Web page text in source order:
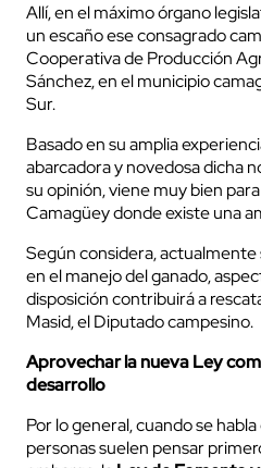
Allí, en el máximo órgano
un escaño ese consagrado
Cooperativa de Producción
Sánchez, en el municipio
Sur.
Basado en su amplia
abarcadora y novedosa dicha
su opinión, viene muy bien
Camagüey donde existe una
Según considera,
en el manejo del ganado,
disposición contribuirá a
Masid, el Diputado campesino.
Aprovechar la nueva Ley
desarrollo
Por lo general, cuando se
personas suelen pensar